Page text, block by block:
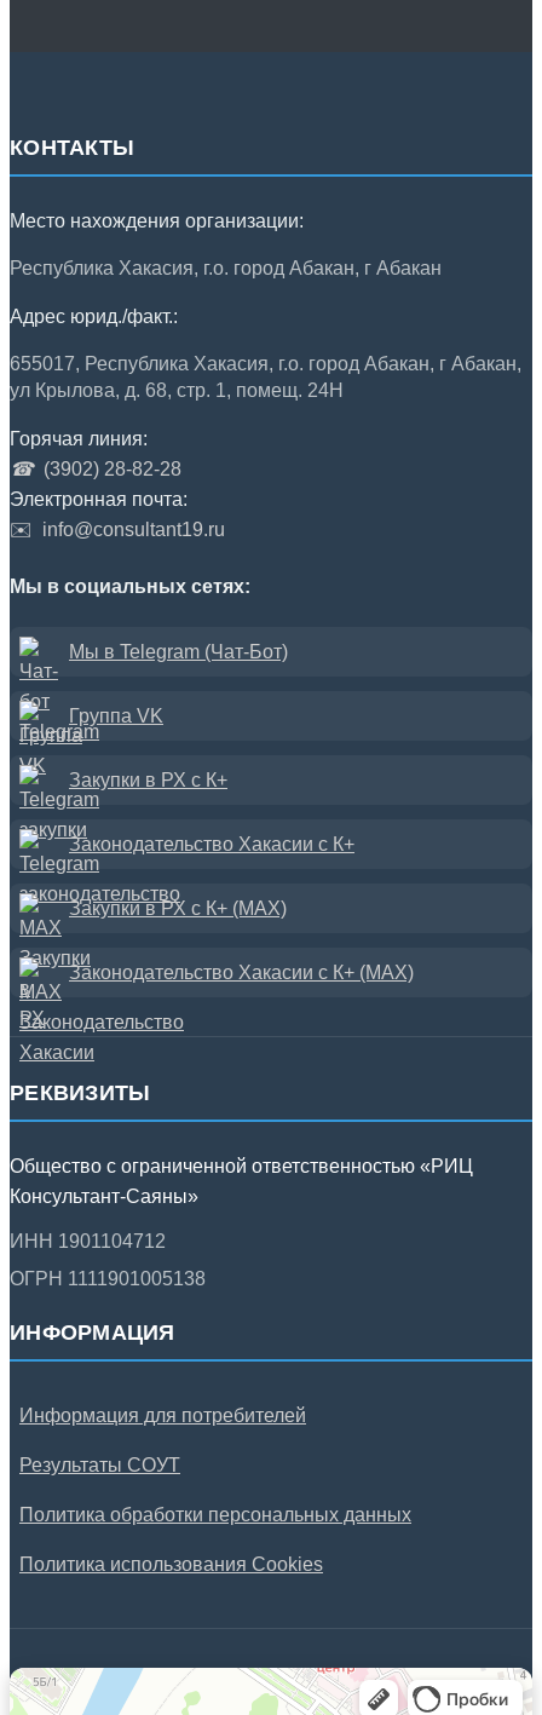
КОНТАКТЫ
Место нахождения организации:
Республика Хакасия, г.о. город Абакан, г Абакан
Адрес юрид./факт.:
655017, Республика Хакасия, г.о. город Абакан, г Абакан,
ул Крылова, д. 68, стр. 1, помещ. 24Н
Горячая линия:
☎ (3902) 28-82-28
Электронная почта:
✉️
info@consultant19.ru
Мы в социальных сетях:
Мы в Telegram (Чат-Бот)
Группа VK
Закупки в РХ с К+
Законодательство Хакасии с К+
Закупки в РХ с К+ (MAX)
Законодательство Хакасии с К+ (MAX)
РЕКВИЗИТЫ
Общество с ограниченной ответственностью «РИЦ
Консультант-Саяны»
ИНН 1901104712
ОГРН 1111901005138
ИНФОРМАЦИЯ
Информация для потребителей
Результаты СОУТ
Политика обработки персональных данных
Политика использования Cookies